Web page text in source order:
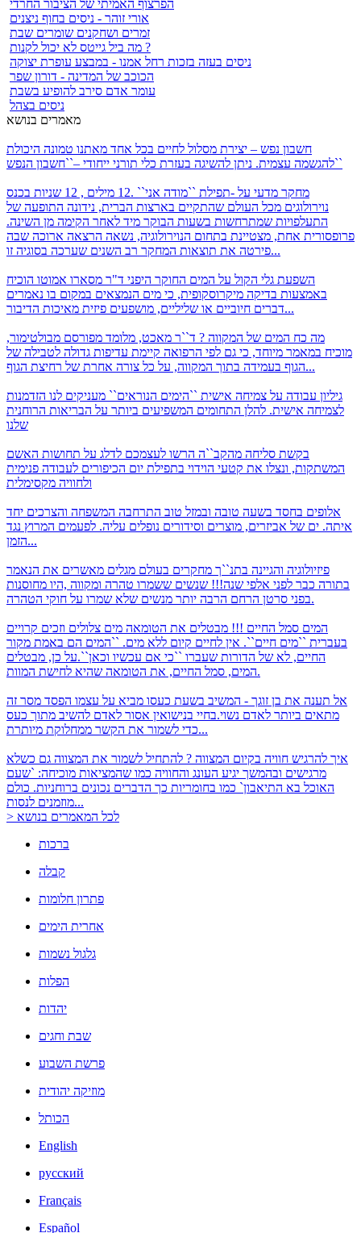
הפרצוף האמיתי של הציבור החרדי
אורי זוהר - ניסים בחוף ניצנים
זמרים ושחקנים שומרים שבת
מה ביל גייטס לא יכול לקנות ?
ניסים בעזה בזכות רחל אמנו - במבצע עופרת יצוקה
הכוכב של המדינה - דורון שפר
עומר אדם סירב להופיע בשבת
ניסים בצהל
מאמרים בנושא
חשבון נפש – יצירת מסלול לחיים בכל אחד מאתנו טמונה היכולת
להגשמה עצמית. ניתן להשיגה בעזרת כלי תורני ייחודי –``חשבון הנפש``
מחקר מדעי על -תפילת ``מודה אני`` .12 מילים , 12 שניות
בכנס
נוירולוגים מכל העולם שהתקיים בארצות הברית, נידונה התופעה של
התעלפויות שמתרחשות בשעות הבוקר מיד לאחר הקימה מן השינה.
פרופסורית אחת, מצטיינת בתחום הנוירולוגיה, נשאה הרצאה ארוכה שבה
פירטה את תוצאות המחקר רב השנים שערכה בסוגיה זו...
השפעת גלי הקול על המים החוקר היפני ד"ר מסארו אמוטו הוכיח
באמצעות בדיקה מיקרוסקופית, כי מים הנמצאים במקום בו נאמרים
דברים חיוביים או שליליים, מושפעים פיזית מאיכות הדיבור...
מה כח המים של המקווה ? ד``ר מאכט, מלומד מפורסם מבולטימור,
מוכיח במאמר מיוחד, כי גם לפי הרפואה קיימת עדיפות גדולה לטבילה של
הגוף בעמידה בתוך המקווה, על כל צורה אחרת של רחיצת הגוף...
גיליון עבודה על צמיחה אישית ``הימים הנוראים`` מעניקים לנו הזדמנות
לצמיחה אישית. להלן התחומים המשפיעים ביותר על הבריאות הרוחנית
שלנו
בקשת סליחה מהקב``ה הרשו לעצמכם לדלג על תחושות האשם
המשתקות, ונצלו את קטעי הוידוי בתפילת יום הכיפורים לעבודה פנימית
ולחוויה מקסימלית
אלופים בחסד בשעה טובה ובמזל טוב התרחבה המשפחה והצרכים יחד
איתה. ים של אביזרים, מוצרים וסידורים נופלים עליה. לפעמים המרוץ נגד
הזמן...
פיזיולוגיה והגיינה בתנ``ך מחקרים בעולם מגלים מאשרים את הנאמר
בתורה כבר לפני אלפי שנה!!! שנשים ששמרו טהרה ומקווה ,היו מחוסנות
בפני סרטן הרחם הרבה יותר מנשים שלא שמרו על חוקי הטהרה.
המים סמל החיים !!! מבטלים את הטומאה מים צלולים וזכים קרויים
בעברית ``מים חיים``. אין לחיים קיום ללא מים. ``המים הם באמת מקור
החיים, לא של הדורות שעברו ``כי אם עכשיו וכאן``.על כן, מבטלים
המים, סמל החיים, את הטומאה שהיא לחישת המוות.
אל תענה את בן זוגך - המשיב בשעת כעסו מביא על עצמו הפסד מסר זה
מתאים ביותר לאדם נשוי.בחיי בנישואין אסור לאדם להשיב מתוך כעס
כדי לשמור את הקשר ממחלוקת מיותרת...
איך להרגיש חוויה בקיום המצווה ? להתחיל לשמור את המצווה גם כשלא
מרגישים ובהמשך יגיע העונג והחוויה כמו שהמציאות מוכיחה: `שעם
האוכל בא התיאבון` כמו בחומריות כך הדברים נכונים ברוחניות. כולם
מוזמנים לנסות...
> לכל המאמרים בנושא
ברכות
קבלה
פתרון חלומות
אחרית הימים
גלגול נשמות
הפלות
יהדות
שבת וחגים
פרשת השבוע
מוזיקה יהודית
הכותל
English
русский
Français
Español